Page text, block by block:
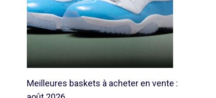
Meilleures baskets à acheter en vente :